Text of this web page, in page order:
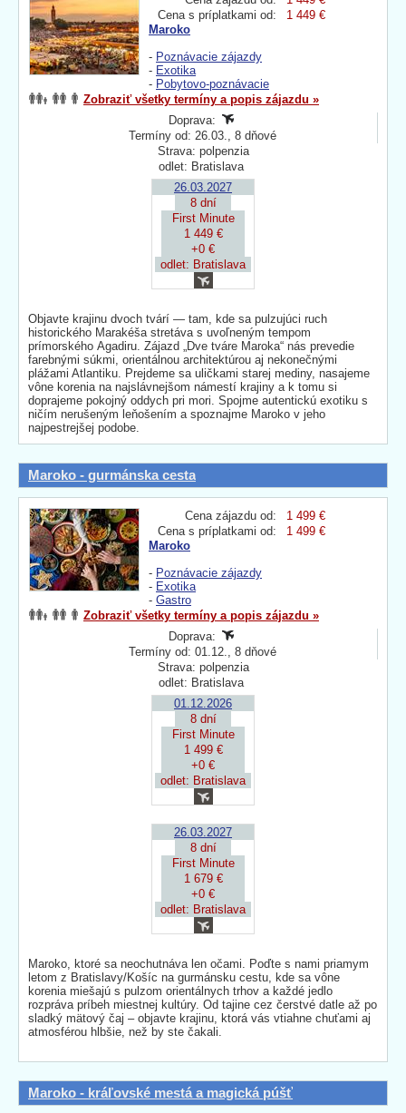
Cena s príplatkami od:
1 449 €
Maroko
- Poznávacie zájazdy
- Exotika
- Pobytovo-poznávacie
Zobraziť všetky termíny a popis zájazdu »
Doprava:
Termíny od: 26.03., 8 dňové
Strava: polpenzia
odlet: Bratislava
26.03.2027
8 dní
First Minute
1 449 €
+0 €
odlet: Bratislava
Objavte krajinu dvoch tvárí — tam, kde sa pulzujúci ruch
historického Marakéša stretáva s uvoľneným tempom
prímorského Agadiru. Zájazd „Dve tváre Maroka“ nás prevedie
farebnými súkmi, orientálnou architektúrou aj nekonečnými
plážami Atlantiku. Prejdeme sa uličkami starej mediny, nasajeme
vône korenia na najslávnejšom námestí krajiny a k tomu si
doprajeme pokojný oddych pri mori. Spojme autentickú exotiku s
ničím nerušeným leňošením a spoznajme Maroko v jeho
najpestrejšej podobe.
Maroko - gurmánska cesta
Cena zájazdu od:
1 499 €
Cena s príplatkami od:
1 499 €
Maroko
- Poznávacie zájazdy
- Exotika
- Gastro
Zobraziť všetky termíny a popis zájazdu »
Doprava:
Termíny od: 01.12., 8 dňové
Strava: polpenzia
odlet: Bratislava
01.12.2026
8 dní
First Minute
1 499 €
+0 €
odlet: Bratislava
26.03.2027
8 dní
First Minute
1 679 €
+0 €
odlet: Bratislava
Maroko, ktoré sa neochutnáva len očami. Poďte s nami priamym
letom z Bratislavy/Košíc na gurmánsku cestu, kde sa vône
korenia miešajú s pulzom orientálnych trhov a každé jedlo
rozpráva príbeh miestnej kultúry. Od tajine cez čerstvé datle až po
sladký mätový čaj – objavte krajinu, ktorá vás vtiahne chuťami aj
atmosférou hlbšie, než by ste čakali.
Maroko - kráľovské mestá a magická púšť